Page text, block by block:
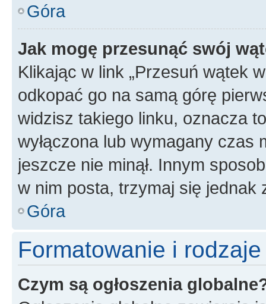
Góra
Jak mogę przesunąć swój
Klikając w link „Przesuń wątek
odkopać go na samą górę
widzisz takiego linku, oznacza
wyłączona lub wymagany czas
jeszcze nie minął. Innym
w nim posta, trzymaj się jednak
Góra
Formatowanie i
Czym są ogłoszenia